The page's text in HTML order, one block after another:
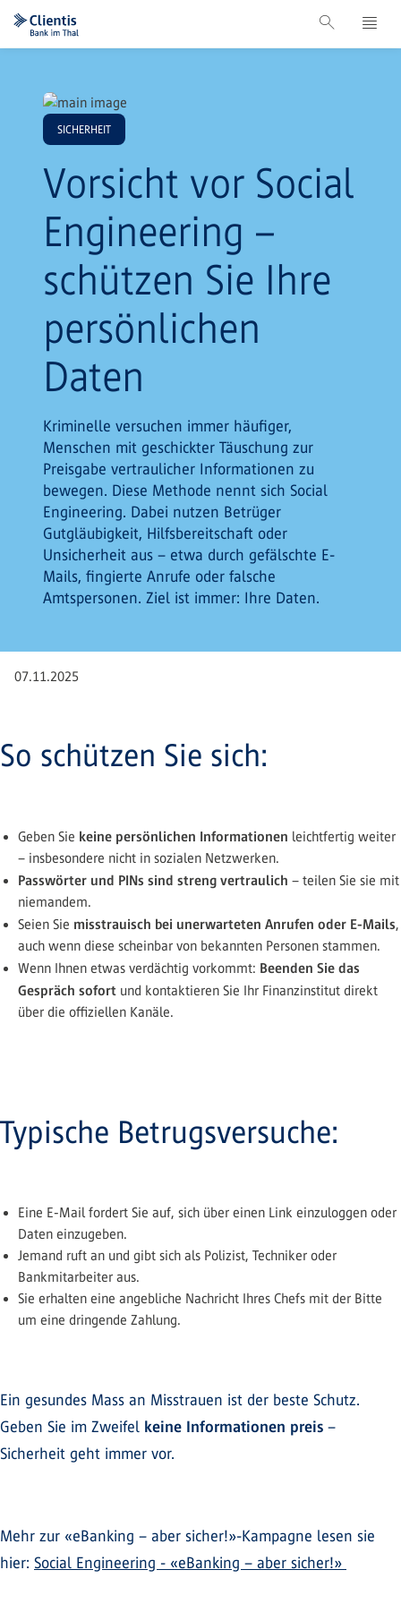
SICHERHEIT
Vorsicht vor Social
Engineering –
schützen Sie Ihre
persönlichen
Daten
Kriminelle versuchen immer häufiger,
Menschen mit geschickter Täuschung zur
Preisgabe vertraulicher Informationen zu
bewegen. Diese Methode nennt sich Social
Engineering. Dabei nutzen Betrüger
Gutgläubigkeit, Hilfsbereitschaft oder
Unsicherheit aus – etwa durch gefälschte E-
Mails, fingierte Anrufe oder falsche
Amtspersonen. Ziel ist immer: Ihre Daten.
07.11.2025
So schützen Sie sich:
Geben Sie keine persönlichen Informationen leichtfertig weiter
– insbesondere nicht in sozialen Netzwerken.
Passwörter und PINs sind streng vertraulich – teilen Sie sie mit
niemandem.
Seien Sie misstrauisch bei unerwarteten Anrufen oder E-Mails,
auch wenn diese scheinbar von bekannten Personen stammen.
Wenn Ihnen etwas verdächtig vorkommt: Beenden Sie das
Gespräch sofort und kontaktieren Sie Ihr Finanzinstitut direkt
über die offiziellen Kanäle.
Typische Betrugsversuche:
Eine E-Mail fordert Sie auf, sich über einen Link einzuloggen oder
Daten einzugeben.
Jemand ruft an und gibt sich als Polizist, Techniker oder
Bankmitarbeiter aus.
Sie erhalten eine angebliche Nachricht Ihres Chefs mit der Bitte
um eine dringende Zahlung.
Ein gesundes Mass an Misstrauen ist der beste Schutz.
Geben Sie im Zweifel keine Informationen preis –
Sicherheit geht immer vor.
Mehr zur «eBanking – aber sicher!»-Kampagne lesen sie
hier: Social Engineering - «eBanking – aber sicher!»